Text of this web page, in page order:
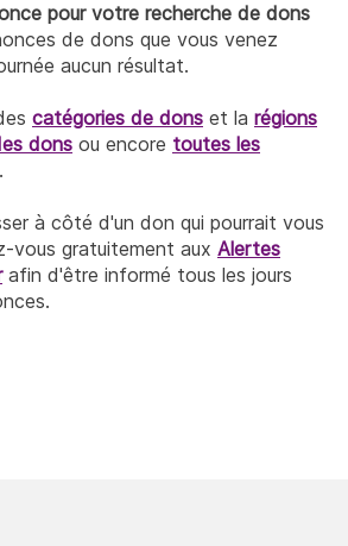
pour votre recherche de dons
de dons que vous venez
aucun résultat.
catégories de dons et la régions
dons ou encore toutes les
.
à côté d'un don qui pourrait vous
vous gratuitement aux Alertes
afin d'être informé tous les jours